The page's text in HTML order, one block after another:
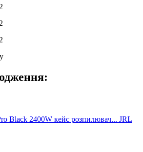
Black 2400W кейс розпилювач... JRL